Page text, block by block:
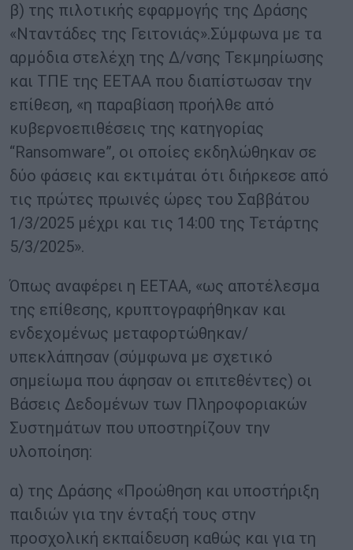
β) της πιλοτικής εφαρμογής της Δράσης
«Νταντάδες της Γειτονιάς».Σύμφωνα με τα
αρμόδια στελέχη της Δ/νσης Τεκμηρίωσης
και ΤΠΕ της ΕΕΤΑΑ που διαπίστωσαν την
επίθεση, «η παραβίαση προήλθε από
κυβερνοεπιθέσεις της κατηγορίας
“Ransomware”, οι οποίες εκδηλώθηκαν σε
δύο φάσεις και εκτιμάται ότι διήρκεσε από
τις πρώτες πρωινές ώρες του Σαββάτου
1/3/2025 μέχρι και τις 14:00 της Τετάρτης
5/3/2025».
Όπως αναφέρει η ΕΕΤΑΑ, «ως αποτέλεσμα
της επίθεσης, κρυπτογραφήθηκαν και
ενδεχομένως μεταφορτώθηκαν/
υπεκλάπησαν (σύμφωνα με σχετικό
σημείωμα που άφησαν οι επιτεθέντες) οι
Βάσεις Δεδομένων των Πληροφοριακών
Συστημάτων που υποστηρίζουν την
υλοποίηση:
α) της Δράσης «Προώθηση και υποστήριξη
παιδιών για την ένταξή τους στην
προσχολική εκπαίδευση καθώς και για τη